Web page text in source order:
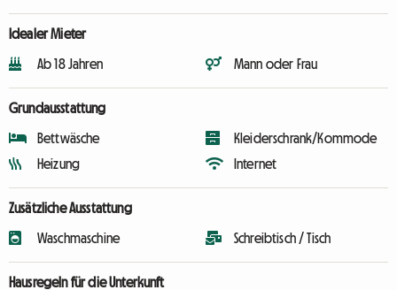
Idealer Mieter
Ab 18 Jahren Mann oder Frau
Grundausstattung
Bettwäsche
Heizung
Kleiderschrank/Kommode
Internet
Zusätzliche Ausstattung
Waschmaschine Schreibtisch / Tisch
Hausregeln für die Unterkunft